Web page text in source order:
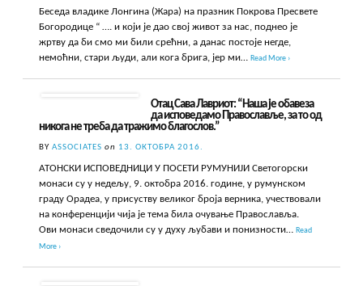
Беседа владике Лонгина (Жара) на празник Покрова Пресвете
Богородице “ …. и који је дао свој живот за нас, поднео је
жртву да би смо ми били срећни, а данас постоје негде,
немоћни, стари људи, али кога брига, јер ми…Read More ›
Отац Сава Лавриот: “Наша је обавеза
да исповедамо Православље, за то од
никога не треба да тражимо благослов.”
BYASSOCIATES on 13. ОКТОБРА 2016.
АТОНСКИ ИСПОВЕДНИЦИ У ПОСЕТИ РУМУНИЈИ Светогорски
монаси су у недељу, 9. октобра 2016. године, у румунском
граду Орадеа, у присуству великог броја верника, учествовали
на конференцији чија је тема била очување Православља.
Ови монаси сведочили су у духу љубави и понизности…Read
More ›